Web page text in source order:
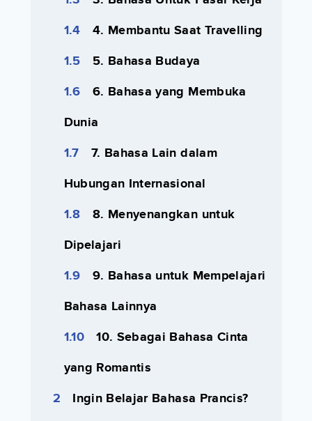
4. Membantu Saat Travelling
5. Bahasa Budaya
6. Bahasa yang Membuka
Dunia
7. Bahasa Lain dalam
Hubungan Internasional
8. Menyenangkan untuk
Dipelajari
9. Bahasa untuk Mempelajari
Bahasa Lainnya
10. Sebagai Bahasa Cinta
yang Romantis
Ingin Belajar Bahasa Prancis?